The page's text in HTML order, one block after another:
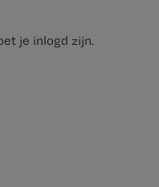
je inlogd zijn.